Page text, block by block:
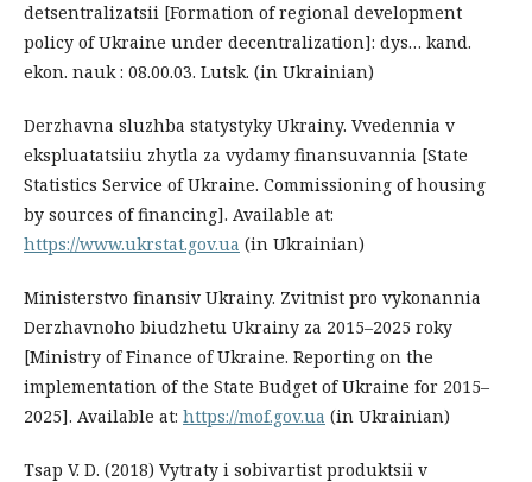
detsentralizatsii [Formation of regional development
policy of Ukraine under decentralization]: dys… kand.
ekon. nauk : 08.00.03. Lutsk. (in Ukrainian)
Derzhavna sluzhba statystyky Ukrainy. Vvedennia v
ekspluatatsiiu zhytla za vydamy finansuvannia [State
Statistics Service of Ukraine. Commissioning of housing
by sources of financing]. Available at:
https://www.ukrstat.gov.ua (in Ukrainian)
Ministerstvo finansiv Ukrainy. Zvitnist pro vykonannia
Derzhavnoho biudzhetu Ukrainy za 2015–2025 roky
[Ministry of Finance of Ukraine. Reporting on the
implementation of the State Budget of Ukraine for 2015–
2025]. Available at: https://mof.gov.ua (in Ukrainian)
Tsap V. D. (2018) Vytraty i sobivartist produktsii v